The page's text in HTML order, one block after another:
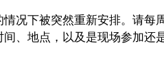
况下被突然重新安排。请
、地点，以及是现场参加还